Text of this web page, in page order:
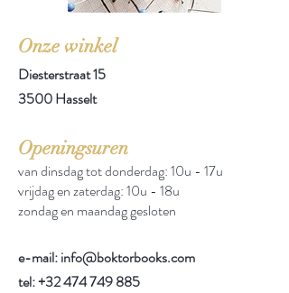
Onze winkel
Diesterstraat 15
3500 Hasselt
Openingsuren
van dinsdag tot donderdag: 10u - 17u
vrijdag en zaterdag: 10u - 18u
zondag en maandag gesloten
e-mail: info@boktorbooks.com
tel:+32 474 749 885